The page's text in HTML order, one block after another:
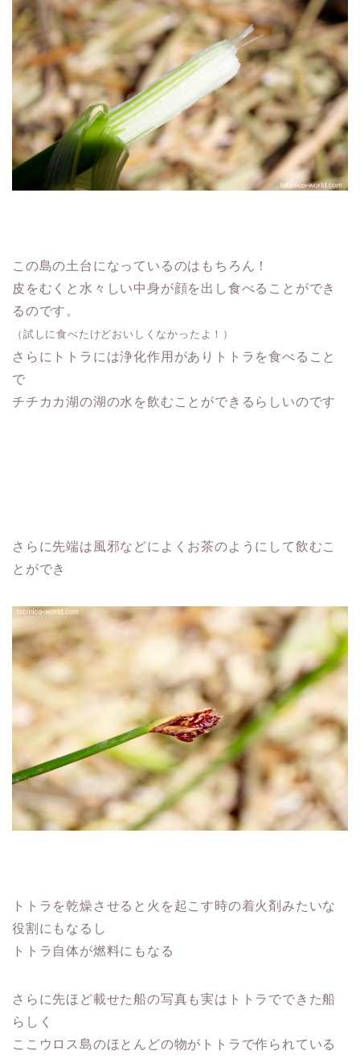
この島の土台になっているのはもちろん！
皮をむくと水々しい中身が顔を出し食べることができ
るのです。
（試しに食べたけどおいしくなかったよ！）
さらにトトラには浄化作用がありトトラを食べること
で
チチカカ湖の湖の水を飲むことができるらしいのです
さらに先端は風邪などによくお茶のようにして飲むこ
とができ
トトラを乾燥させると火を起こす時の着火剤みたいな
役割にもなるし
トトラ自体が燃料にもなる
さらに先ほど載せた船の写真も実はトトラでできた船
らしく
ここウロス島のほとんどの物がトトラで作られている